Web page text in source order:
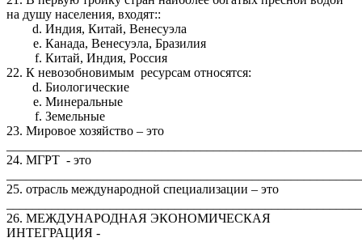
на душу населения, входят::
Индия, Китай, Венесуэла
Канада, Венесуэла, Бразилия
Китай, Индия, Россия
22. К невозобновимым ресурсам относятся:
Биологические
Минеральные
Земельные
23. Мировое хозяйство – это
24. МГРТ - это
25. отрасль международной специализации – это
26. МЕЖДУНАРОДНАЯ ЭКОНОМИЧЕСКАЯ
ИНТЕГРАЦИЯ -